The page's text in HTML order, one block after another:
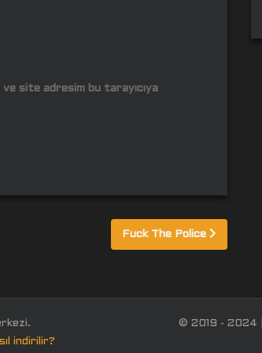
ve site adresim bu tarayıcıya
Fuck The Police
indirilir?
© 2019 - 2024